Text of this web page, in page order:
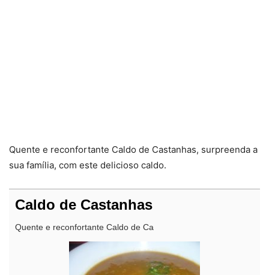
Quente e reconfortante Caldo de Castanhas, surpreenda a
sua família, com este delicioso caldo.
Caldo de Castanhas
Quente e reconfortante Caldo de Ca